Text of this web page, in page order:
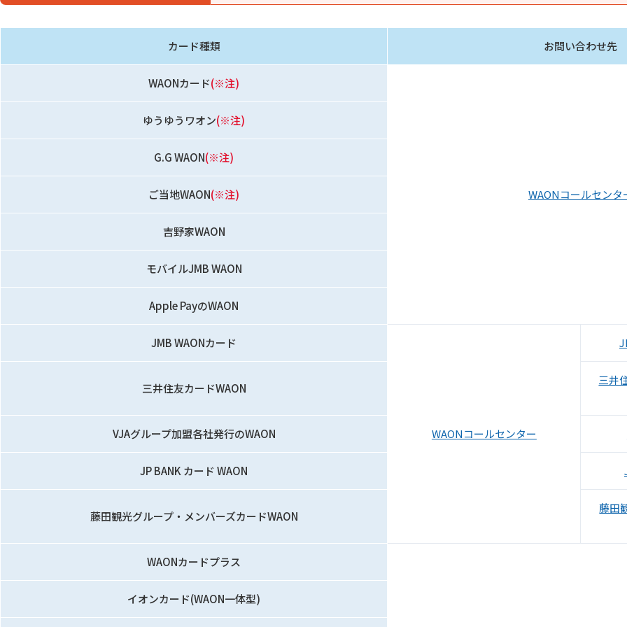
カード種類 お問い合わせ先
WAONカード(※注)
WAONコールセンタ
ゆうゆうワオン(※注)
G.G WAON(※注)
ご当地WAON(※注)
吉野家WAON
モバイルJMB WAON
Apple PayのWAON
JMB WAONカード
WAONコールセンター
三井住友カードWAON
三井
VJAグループ加盟各社発行のWAON
JP BANK カード WAON
藤田観光グループ・メンバーズカードWAON
藤田
WAONカードプラス
イオンカード(WAON一体型)